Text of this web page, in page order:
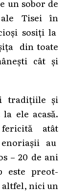
un sobor de
Tisei în
sosiți la
din toate
cât și
tradițiile și
ele acasă.
fericită atât
au
– 20 de ani
este preot-
altfel, nici un